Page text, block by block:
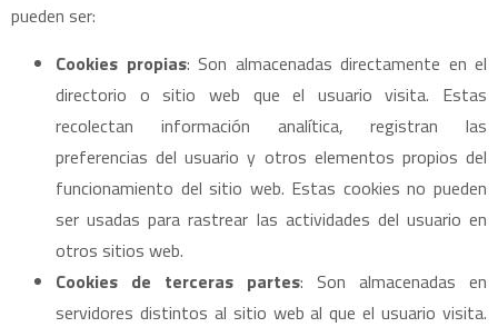
pueden ser:
Cookies propias: Son almacenadas directamente en el
directorio o sitio web que el usuario visita. Estas
recolectan información analítica, registran las
preferencias del usuario y otros elementos propios del
funcionamiento del sitio web. Estas cookies no pueden
ser usadas para rastrear las actividades del usuario en
otros sitios web.
Cookies de terceras partes: Son almacenadas en
servidores distintos al sitio web al que el usuario visita.